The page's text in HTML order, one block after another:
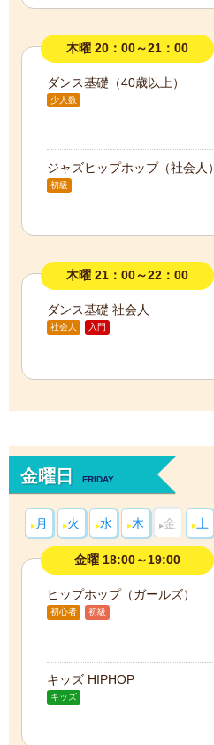
木曜 20：00～21：00
ダンス基礎（40歳以上）
少人数
ジャズヒップホップ（社会人）
初級
木曜 21：00～22：00
ダンス基礎 社会人
社会人 入門
金曜日 FRIDAY
月 火 水 木 金 土
金曜 18:00～19:00
ヒップホップ（ガールズ）
初心者 初級
キッズ HIPHOP
キッズ